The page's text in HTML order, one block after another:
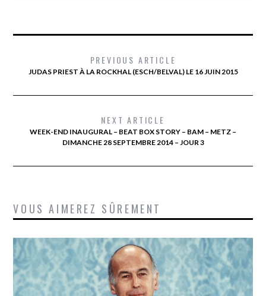
PREVIOUS ARTICLE
JUDAS PRIEST À LA ROCKHAL (ESCH/BELVAL) LE 16 JUIN 2015
NEXT ARTICLE
WEEK-END INAUGURAL – BEAT BOX STORY – BAM – METZ –
DIMANCHE 28 SEPTEMBRE 2014 – JOUR 3
VOUS AIMEREZ SÛREMENT